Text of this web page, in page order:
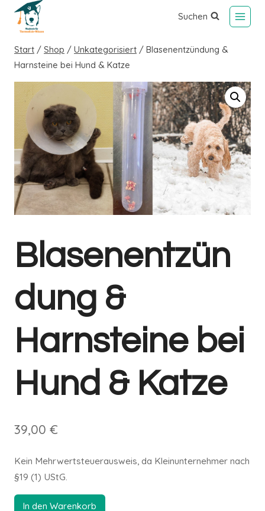
Suchen
Start / Shop / Unkategorisiert / Blasenentzündung &
Harnsteine bei Hund & Katze
Blasenentzün
dung &
Harnsteine bei
Hund & Katze
39,00 €
Kein Mehrwertsteuerausweis, da Kleinunternehmer nach
§19 (1) UStG.
In den Warenkorb